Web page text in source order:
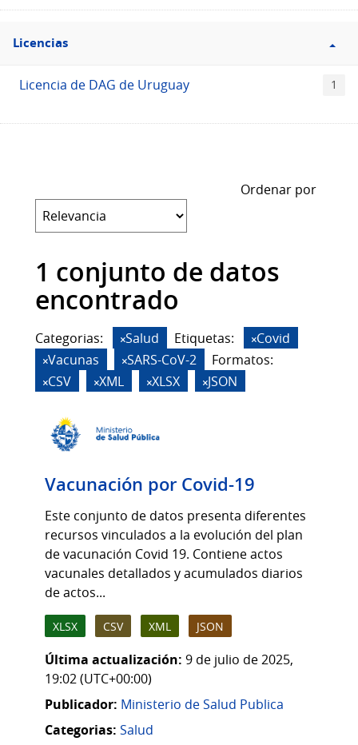
Filtro
Licencias
Licencias
Licencia de DAG de Uruguay 1
Ordenar por
1 conjunto de datos
encontrado
Categorias: Salud Etiquetas:
Covid
Vacunas
SARS-CoV-2
Formatos:
CSV
XML XLSX JSON
Vacunación por Covid-19
Este conjunto de datos presenta diferentes
recursos vinculados a la evolución del plan
de vacunación Covid 19. Contiene actos
vacunales detallados y acumulados diarios
de actos...
XLSX CSV XML JSON
Última actualización: 9 de julio de 2025,
19:02 (UTC+00:00)
Publicador: Ministerio de Salud Publica
Categorias: Salud